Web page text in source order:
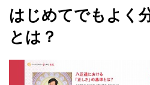
はじめてでもよく
とは？